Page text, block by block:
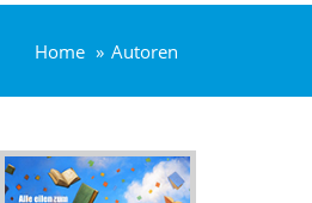
Home Autoren